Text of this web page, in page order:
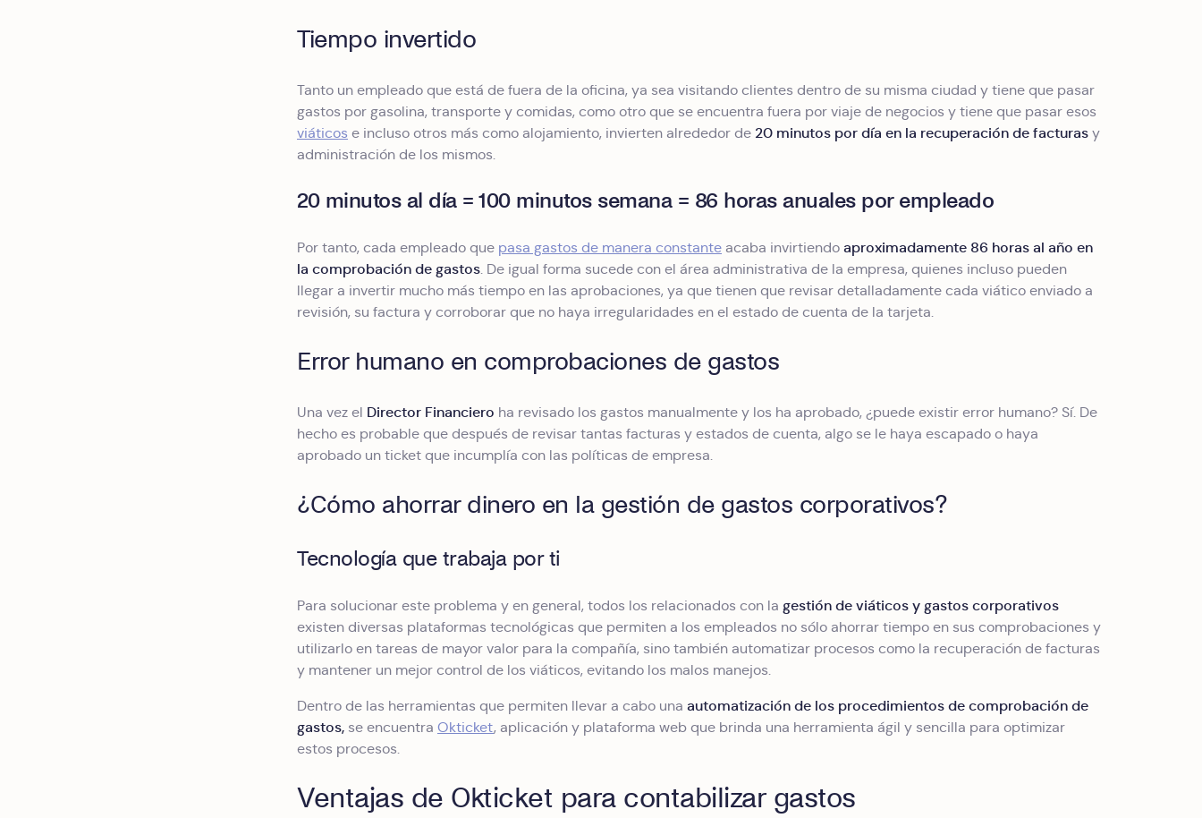
Tiempo invertido
Tanto un empleado que está de fuera de la oficina, ya sea visitando clientes dentro de su misma ciudad y tiene que pasar
gastos por gasolina, transporte y comidas, como otro que se encuentra fuera por viaje de negocios y tiene que pasar esos
viáticos e incluso otros más como alojamiento, invierten alrededor de 20 minutos por día en la recuperación de facturas y
administración de los mismos.
20 minutos al día = 100 minutos semana = 86 horas anuales por empleado
Por tanto, cada empleado que pasa gastos de manera constante acaba invirtiendo aproximadamente 86 horas al año en
la comprobación de gastos. De igual forma sucede con el área administrativa de la empresa, quienes incluso pueden
llegar a invertir mucho más tiempo en las aprobaciones, ya que tienen que revisar detalladamente cada viático enviado a
revisión, su factura y corroborar que no haya irregularidades en el estado de cuenta de la tarjeta.
Error humano en comprobaciones de gastos
Una vez el Director Financiero ha revisado los gastos manualmente y los ha aprobado, ¿puede existir error humano? Sí. De
hecho es probable que después de revisar tantas facturas y estados de cuenta, algo se le haya escapado o haya
aprobado un ticket que incumplía con las políticas de empresa.
¿Cómo ahorrar dinero en la gestión de gastos corporativos?
Tecnología que trabaja por ti
Para solucionar este problema y en general, todos los relacionados con la gestión de viáticos y gastos corporativos
existen diversas plataformas tecnológicas que permiten a los empleados no sólo ahorrar tiempo en sus comprobaciones y
utilizarlo en tareas de mayor valor para la compañía, sino también automatizar procesos como la recuperación de facturas
y mantener un mejor control de los viáticos, evitando los malos manejos.
Dentro de las herramientas que permiten llevar a cabo una automatización de los procedimientos de comprobación de
gastos, se encuentra Okticket, aplicación y plataforma web que brinda una herramienta ágil y sencilla para optimizar
estos procesos.
Ventajas de Okticket para contabilizar gastos